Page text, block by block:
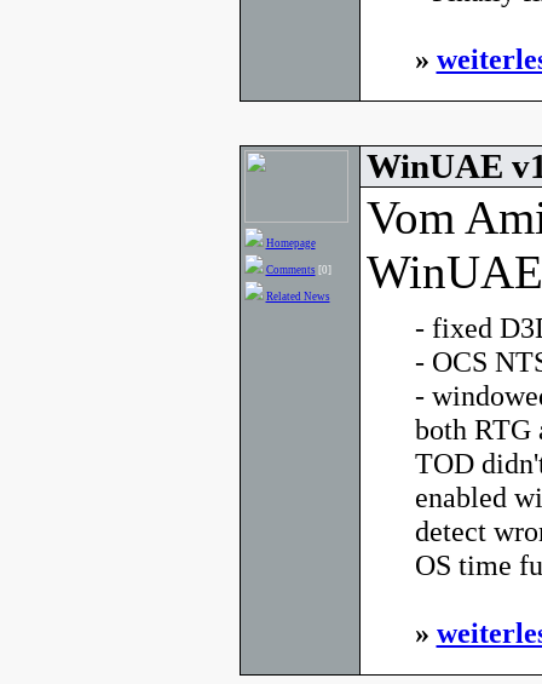
»
Homepage
Comments [0]
Related News
WinUAE
Vom
- fixed
- OCS
-
both RTG
TOD
enabled
detect
OS time
»